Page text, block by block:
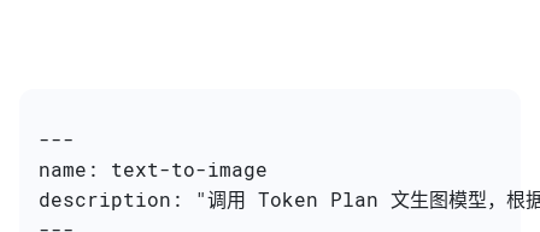
---
name: text-to-image
description: "调用 Token Plan 文生图模型，根据文